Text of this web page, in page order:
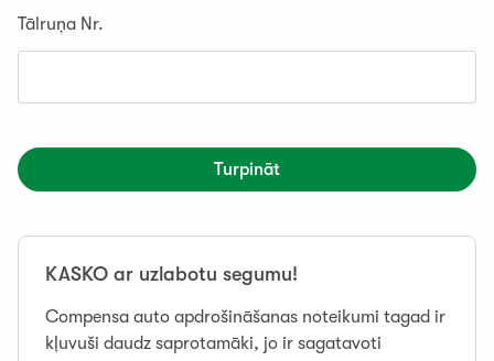
Tālruņa Nr.
Turpināt
KASKO ar uzlabotu segumu!
Compensa auto apdrošināšanas noteikumi tagad ir
kļuvuši daudz saprotamāki, jo ir sagatavoti